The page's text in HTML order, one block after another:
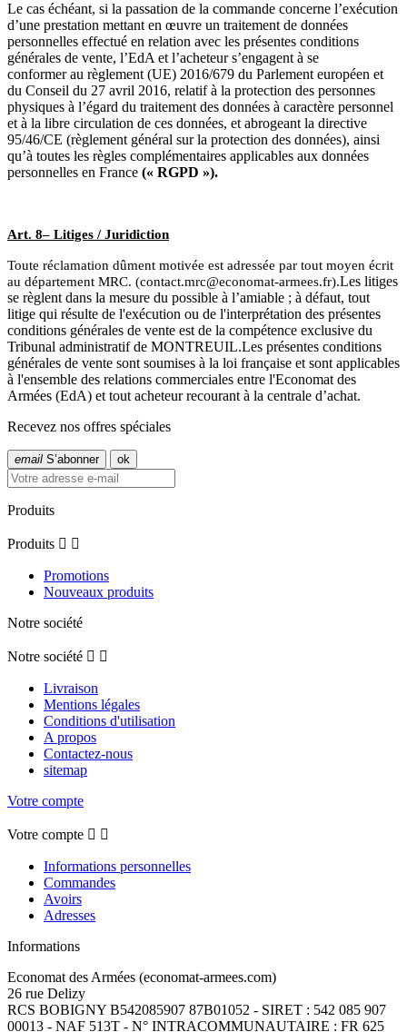
Le cas échéant, si la passation de la commande concerne l’exécution
d’une prestation mettant en œuvre un traitement de données
personnelles effectué en relation avec les présentes conditions
générales de vente, l’EdA et l’acheteur s’engagent à se
conformer au règlement (UE) 2016/679 du Parlement européen et
du Conseil du 27 avril 2016, relatif à la protection des personnes
physiques à l’égard du traitement des données à caractère personnel
et à la libre circulation de ces données, et abrogeant la directive
95/46/CE (règlement général sur la protection des données), ainsi
qu’à toutes les règles complémentaires applicables aux données
personnelles en France (« RGPD »).
Art. 8– Litiges / Juridiction
Toute réclamation dûment motivée est adressée par tout moyen écrit
au département MRC. (contact.mrc@economat-armees.fr).Les litiges
se règlent dans la mesure du possible à l’amiable ; à défaut, tout
litige qui résulte de l'exécution ou de l'interprétation des présentes
conditions générales de vente est de la compétence exclusive du
Tribunal administratif de MONTREUIL.Les présentes conditions
générales de vente sont soumises à la loi française et sont applicables
à l'ensemble des relations commerciales entre l'Economat des
Armées (EdA) et tout acheteur recourant à la centrale d’achat.
Recevez nos offres spéciales
email S’abonner
Produits
Produits  
Promotions
Nouveaux produits
Notre société
Notre société  
Livraison
Mentions légales
Conditions d'utilisation
A propos
Contactez-nous
sitemap
Votre compte
Votre compte  
Informations personnelles
Commandes
Avoirs
Adresses
Informations
Economat des Armées (economat-armees.com)
26 rue Delizy
RCS BOBIGNY B542085907 87B01052 - SIRET : 542 085 907
00013 - NAF 513T - N° INTRACOMMUNAUTAIRE : FR 625